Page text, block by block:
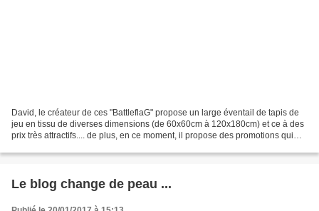
David, le créateur de ces "BattleflaG" propose un large éventail de tapis de
jeu en tissu de diverses dimensions (de 60x60cm à 120x180cm) et ce à des
prix très attractifs.... de plus, en ce moment, il propose des promotions qui
Le blog change de peau ...